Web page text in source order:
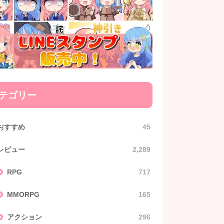
ゴリー
すすめ 45
ビュー 2,289
RPG 717
MMORPG 165
アクション 296